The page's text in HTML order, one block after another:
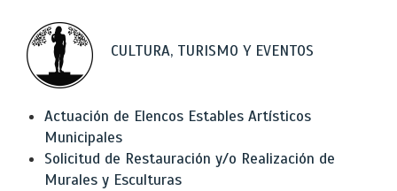
CULTURA, TURISMO Y EVENTOS
Actuación de Elencos Estables Artísticos
Municipales
Solicitud de Restauración y/o Realización de
Murales y Esculturas